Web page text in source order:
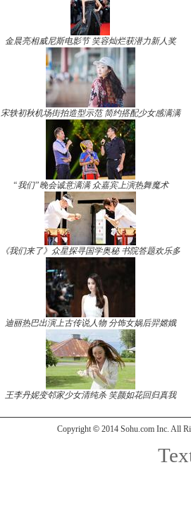
金晨亮相威尼斯电影节 笑容灿烂获潜力新人奖
宋轶初秋机场街拍造型示范 简约搭配少女感满满
“我们”晚会诚意满满 众嘉宾上演热舞魔术
《我们来了》众星探寻国学奥秘 书院答题欢乐多
迪丽热巴出演上古传说人物 分饰女娲后羿嫦娥
王李丹妮变邻家少女清纯杀 笑颜如花回归真我
Copyright © 2014 Sohu.com Inc. All